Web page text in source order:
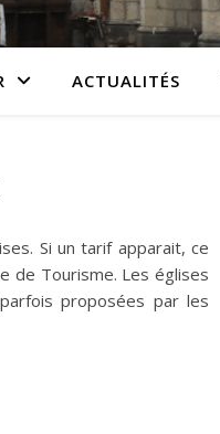
ACTUALITÉS
Si un tarif apparait, ce
de Tourisme. Les églises
proposées par les